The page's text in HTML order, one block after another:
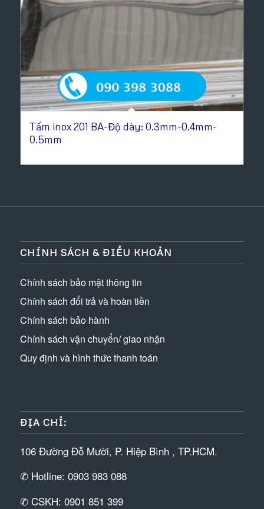
Tấm inox 201 BA-Độ dày: 0.3mm-0.4mm-
0.5mm
CHÍNH SÁCH & ĐIỀU KHOẢN
Chính sách bảo mật thông tin
Chính sách đổi trả và hoàn tiền
Chính sách bảo hành
Chính sách vận chuyển/ giao nhận
Quy định và hình thức thanh toán
ĐỊA CHỈ:
106 Đường Đỗ Mười, P. Hiệp Bình , TP.HCM.
✆ Hotline: 0903 983 088
✆ CSKH: 0901 851 399